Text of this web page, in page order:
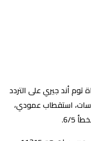
أند جيري على التردد
نايل سات، استقطاب عمودي،